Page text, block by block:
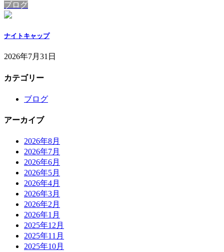
ブログ
ナイトキャップ
2026年7月31日
カテゴリー
ブログ
アーカイブ
2026年8月
2026年7月
2026年6月
2026年5月
2026年4月
2026年3月
2026年2月
2026年1月
2025年12月
2025年11月
2025年10月